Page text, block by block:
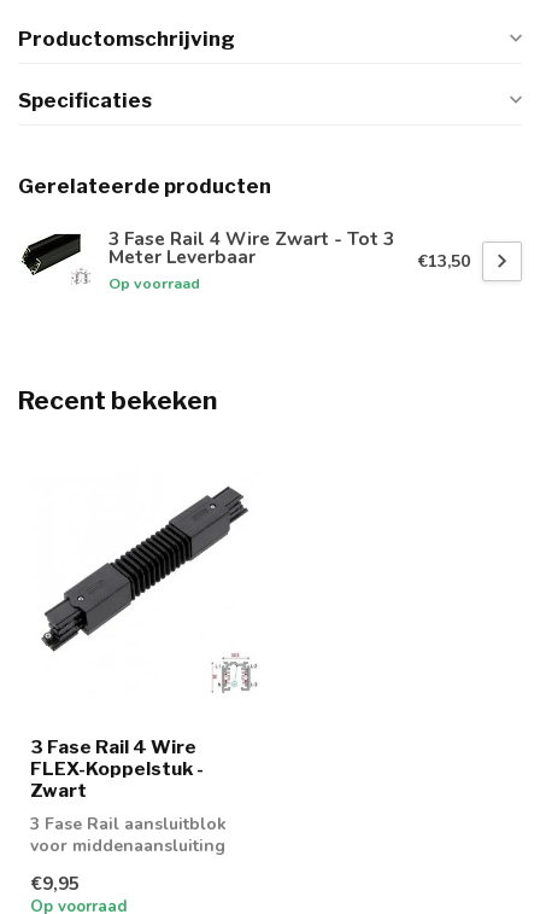
Productomschrijving
Specificaties
Gerelateerde producten
3 Fase Rail 4 Wire Zwart - Tot 3
Meter Leverbaar
Op voorraad
€13,50
Recent bekeken
3 Fase Rail 4 Wire
FLEX-Koppelstuk -
Zwart
3 Fase Rail aansluitblok
voor middenaansluiting
€9,95
Op voorraad